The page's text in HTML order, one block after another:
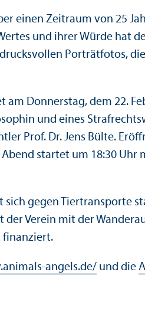
einen Zeitraum von 25
und ihrer Würde hat
Porträtfotos,
am Donnerstag, dem 22.
und eines
Prof. Dr. Jens Bülte.
Abend startet um 18:30
sich gegen Tiertransporte
der Verein mit der
finanziert.
angels.de/ und die